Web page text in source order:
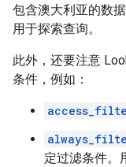
包含澳大利亚的数
用于探索查询。
此外，还要注意
条件，例如：
定过滤条件。